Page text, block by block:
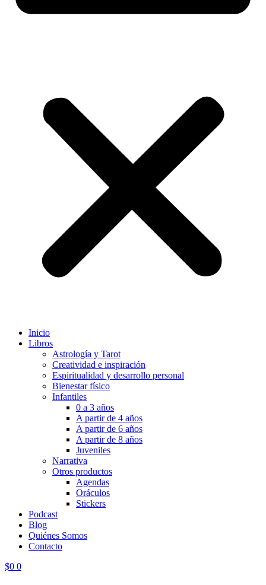
Inicio
Libros
Astrología y Tarot
Creatividad e inspiración
Espiritualidad y desarrollo personal
Bienestar físico
Infantiles
0 a 3 años
A partir de 4 años
A partir de 6 años
A partir de 8 años
Juveniles
Narrativa
Otros productos
Agendas
Oráculos
Stickers
Podcast
Blog
Quiénes Somos
Contacto
$0 0